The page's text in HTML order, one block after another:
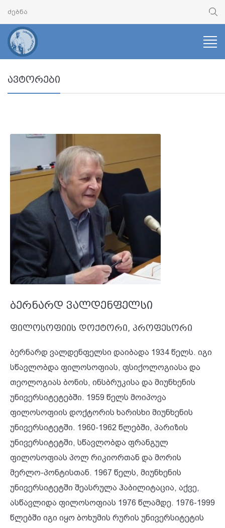
ავტორები
ბერნარდ ვალდენფელსი
ფილოსოფიის დოქტორი, პროფესორი
ბერნარდ ვალდენფელსი დაიბადა 1934 წელს. იგი
სწავლობდა ფილოსოფიას, ფსიქოლოგიასა და
თეოლოგიას ბონის, ინსბრუკისა და მიუნხენის
უნივერსიტეტებში. 1959 წელს მოიპოვა
ფილოსოფიის დოქტორის ხარისხი მიუნხენის
უნივერსიტეტში. 1960-1962 წლებში, პარიზის
უნივერსიტეტში, სწავლობდა ფრანგულ
ფილოსოფიას პოლ რიკიორთან და მორის
მერლო-პონტისთან. 1967 წელს, მიუნხენის
უნივერსიტეტში შეასრულა ჰაბილიტაცია, აქვე,
ასწავლიდა ფილოსოფიას 1976 წლამდე. 1976-1999
წლებში იგი იყო ბოხუმის რურის უნივერსიტეტის